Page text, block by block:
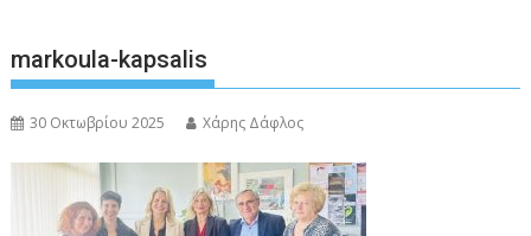
markoula-kapsalis
30 Οκτωβρίου 2025 Χάρης Δάφλος